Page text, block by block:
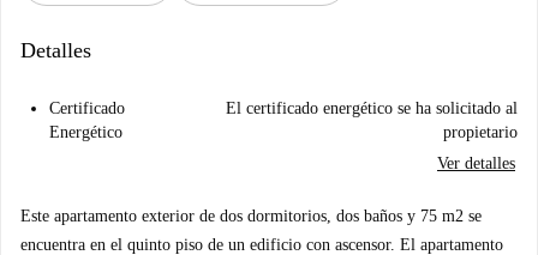
Detalles
Certificado
Energético
El certificado energético se ha solicitado al
propietario
Ver detalles
Este apartamento exterior de dos dormitorios, dos baños y 75 m2 se
encuentra en el quinto piso de un edificio con ascensor. El apartamento